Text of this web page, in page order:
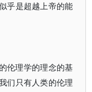
乎是超越上帝的能
伦理学的理念的基
们只有人类的伦理